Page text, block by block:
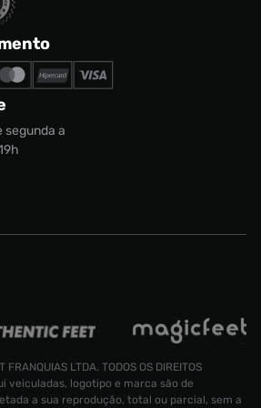
segunda a
LTDA. TODOS OS DIREITOS
veiculadas, logotipo e marca são de
a sua reprodução, total ou parcial, sem a